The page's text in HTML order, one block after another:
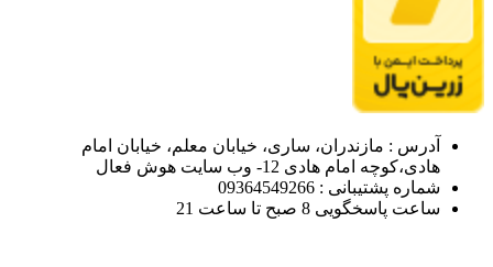
آدرس : مازندران، ساری، خیابان معلم، خیابان امام
هادی،کوچه امام هادی 12- وب سایت هوش فعال
شماره پشتیبانی : 09364549266
ساعت پاسخگویی 8 صبح تا ساعت 21